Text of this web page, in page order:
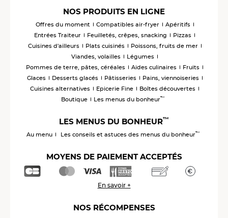
NOS PRODUITS EN LIGNE
Offres du moment Compatibles air-fryer
Apéritifs
Entrées Traiteur
Feuilletés, crêpes, snacking
Pizzas
Cuisines d'ailleurs
Plats cuisinés
Poissons, fruits de mer
Viandes, volailles
Légumes
Pommes de terre, pâtes, céréales
Aides culinaires
Fruits
Glaces
Desserts glacés Pâtisseries
Pains, viennoiseries
Cuisines alternatives
Epicerie Fine
Boîtes découvertes
Boutique
Les menus du bonheur™
LES MENUS DU BONHEUR™
Au menu Les conseils et astuces des menus du bonheur™
MOYENS DE PAIEMENT ACCEPTÉS
En savoir +
NOS RÉCOMPENSES